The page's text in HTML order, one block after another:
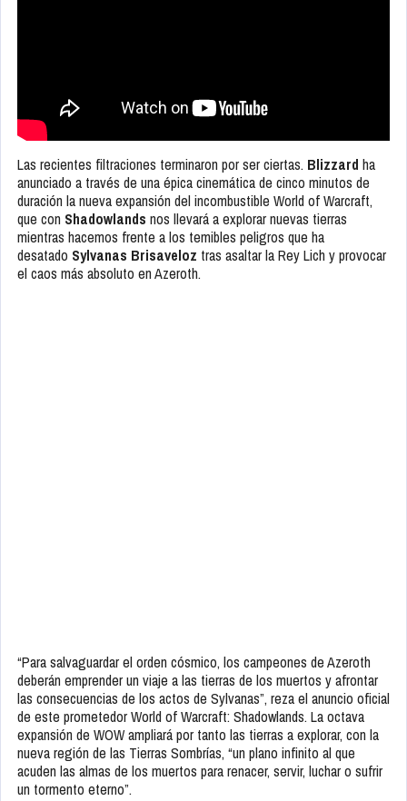
Las recientes filtraciones terminaron por ser ciertas. Blizzard ha
anunciado a través de una épica cinemática de cinco minutos de
duración la nueva expansión del incombustible World of Warcraft,
que con Shadowlands nos llevará a explorar nuevas tierras
mientras hacemos frente a los temibles peligros que ha
desatado Sylvanas Brisaveloz tras asaltar la Rey Lich y provocar
el caos más absoluto en Azeroth.
“Para salvaguardar el orden cósmico, los campeones de Azeroth
deberán emprender un viaje a las tierras de los muertos y afrontar
las consecuencias de los actos de Sylvanas”, reza el anuncio oficial
de este prometedor World of Warcraft: Shadowlands. La octava
expansión de WOW ampliará por tanto las tierras a explorar, con la
nueva región de las Tierras Sombrías, “un plano infinito al que
acuden las almas de los muertos para renacer, servir, luchar o sufrir
un tormento eterno”.